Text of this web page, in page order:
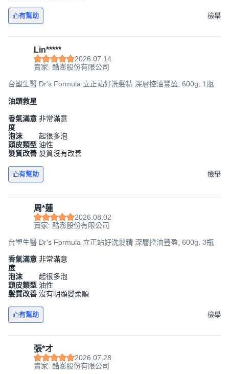
有幫助 檢舉
Lin*****
2026.07.14
賣家: 酷澎股份有限公司
台塑生醫 Dr's Formula 立正站好洗髮精 深層控油豐盈, 600g, 1瓶
油頭救星
香氣滿意
度
非常滿意
泡沫
起很多泡
頭皮類型 油性
髮質改善 髮質沒有改善
有幫助 檢舉
周*蓮
2026.08.02
賣家: 酷澎股份有限公司
台塑生醫 Dr's Formula 立正站好洗髮精 深層控油豐盈, 600g, 3瓶
香氣滿意
度
非常滿意
泡沫
起很多泡
頭皮類型 油性
髮質改善 沒有明顯變柔順
有幫助 檢舉
張*才
2026.07.28
賣家: 酷澎股份有限公司